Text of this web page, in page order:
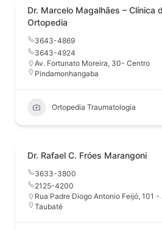
Dr. Marcelo Magalhães – Clínica
Ortopedia
3643-4869
3643-4924
Av. Fortunato Moreira, 30- Centro
Pindamonhangaba
Ortopedia Traumatologia
Dr. Rafael C. Fróes Marangoni
3633-3800
2125-4200
Rua Padre Diogo Antonio Feijó, 101
Taubaté